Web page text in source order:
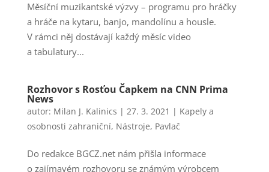
Měsíční muzikantské výzvy – programu pro hráčky
a hráče na kytaru, banjo, mandolínu a housle.
V rámci něj dostávají každý měsíc video
a tabulatury...
Rozhovor s Rosťou Čapkem na CNN Prima
News
autor: Milan J. Kalinics | 27. 3. 2021 | Kapely a
osobnosti zahraniční, Nástroje, Pavlač
Do redakce BGCZ.net nám přišla informace
o zajímavém rozhovoru se známým výrobcem